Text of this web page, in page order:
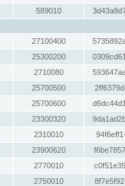
589010
27100400
25300200
2710080
25700500
25700600
23300320
2310010
23900620
2770010
2750010